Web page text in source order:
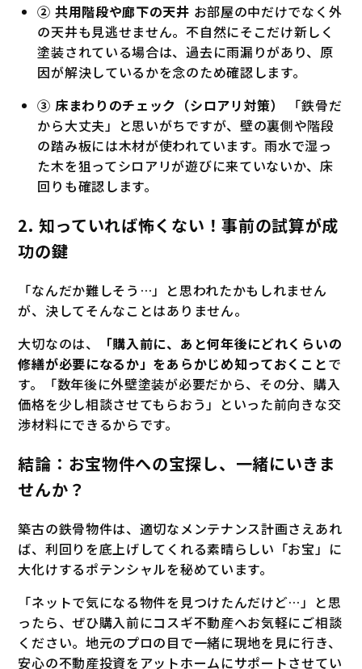
② 共用階段や廊下の天井 お部屋の中だけでなく外
の天井も見逃せません。不自然にそこだけ新しく
塗装されている場合は、過去に雨漏りがあり、原
因が解決しているかを念のため確認します。
③ 床まわりのチェック（シロアリ対策）
「鉄骨だ
から大丈夫」と思いがちですが、壁の裏側や階段
の踏み板には木材が使われています。雨水で湿っ
た木を狙ってシロアリが遊びに来ていないか、床
回りも確認します。
2. 知っていれば怖くない！事前の試算が成
功の鍵
「なんだか難しそう…」と思われたかもしれません
が、決してそんなことはありません。
大切なのは、
「購入前に、あと何年後にどれくらいの
修繕が必要になるか」をあらかじめ知っておくことで
す。「数年後に外壁塗装が必要だから、その分、購入
価格を少し相談させてもらおう」といった前向きな交
渉材料にできるからです。
結論：お宝物件への宝探し、一緒にいきま
せんか？
築古の鉄骨物件は、適切なメンテナンス計画さえあれ
ば、利回りを底上げしてくれる素晴らしい「お宝」に
大化けするポテンシャルを秘めています。
「ネットで気になる物件を見つけたんだけど…」と思
ったら、ぜひ購入前にコスギ不動産へお気軽にご相談
ください。地元のプロの目で一緒に現地を見に行き、
安心の不動産投資をアットホームにサポートさせてい